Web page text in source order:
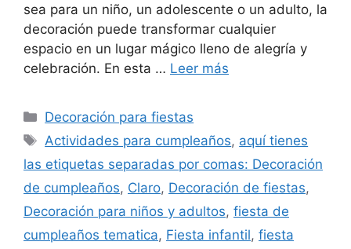
sea para un niño, un adolescente o un adulto, la
decoración puede transformar cualquier
espacio en un lugar mágico lleno de alegría y
celebración. En esta … Leer más
Categorías
Decoración para fiestas
Etiquetas
Actividades para cumpleaños, aquí tienes
las etiquetas separadas por comas: Decoración
de cumpleaños, Claro, Decoración de fiestas,
Decoración para niños y adultos, fiesta de
cumpleaños tematica, Fiesta infantil, fiesta